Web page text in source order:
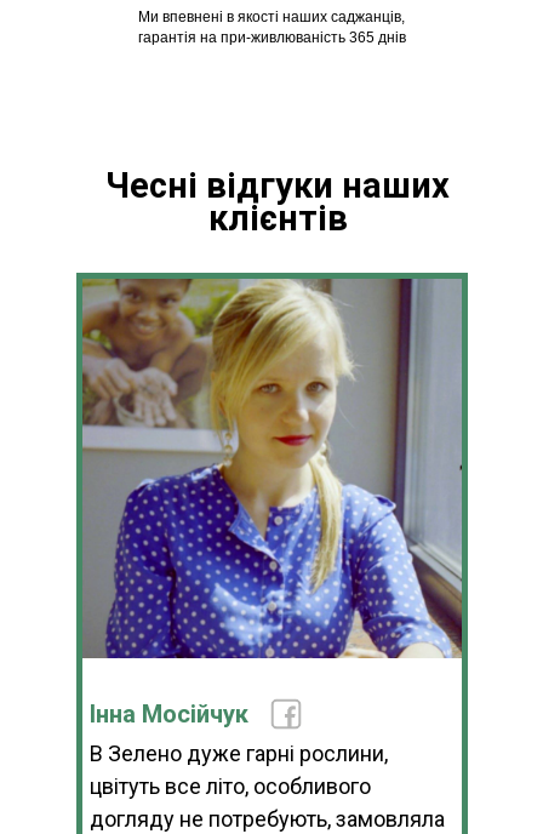
Ми впевнені в якості наших саджанців,
гарантія на при-живлюваність 365 днів
Чесні відгуки наших
клієнтів
Інна Мосійчук
В Зелено дуже гарні рослини,
цвітуть все літо, особливого
догляду не потребують, замовляла